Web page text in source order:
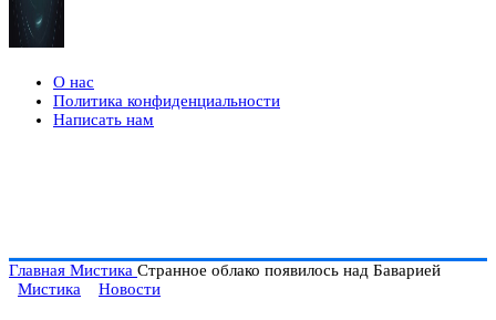
О нас
Политика конфиденциальности
Написать нам
Главная Мистика Странное облако появилось над Баварией
Мистика
Новости